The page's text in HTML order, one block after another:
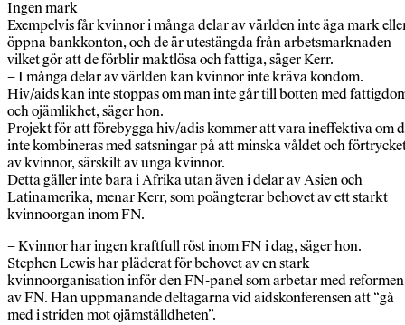
Ingen mark
Exempelvis får kvinnor i många delar av världen inte äga mark
öppna bankkonton, och de är utestängda från arbetsmarknaden
vilket gör att de förblir maktlösa och fattiga, säger Kerr.
– I många delar av världen kan kvinnor inte kräva kondom.
Hiv/aids kan inte stoppas om man inte går till botten med
och ojämlikhet, säger hon.
Projekt för att förebygga hiv/adis kommer att vara ineffektiva om
inte kombineras med satsningar på att minska våldet och
av kvinnor, särskilt av unga kvinnor.
Detta gäller inte bara i Afrika utan även i delar av Asien och
Latinamerika, menar Kerr, som poängterar behovet av ett starkt
kvinnoorgan inom FN.
– Kvinnor har ingen kraftfull röst inom FN i dag, säger hon.
Stephen Lewis har pläderat för behovet av en stark
kvinnoorganisation inför den FN-panel som arbetar med reformen
av FN. Han uppmanande deltagarna vid aidskonferensen att “gå
med i striden mot ojämställdheten”.